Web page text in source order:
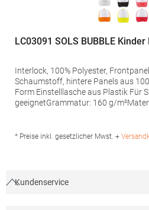
LC03091 SOLS BUBBLE Kinder
Interlock, 100% Polyester,
Schaumstoff, hintere Panels aus 100%
Form Einstelllasche aus Plastik Für Sublimation
geeignetGrammatur: 160 g/
Produktsicherheit: Herst.-Nr.:
Rue Réaumur 75002 Paris Frankreich
* Preise inkl. gesetzlicher Mwst. +
Kundenservice